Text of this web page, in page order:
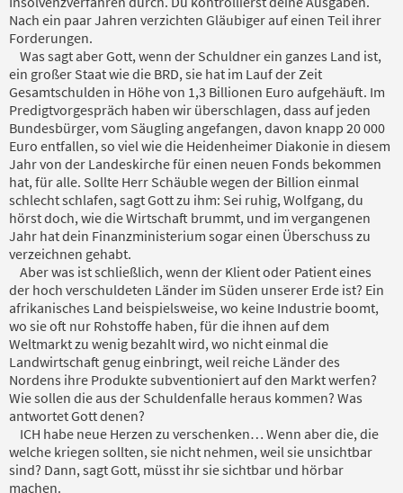
Nach ein paar Jahren verzichten Gläubiger auf einen Teil ihrer
Forderungen.
Was sagt aber Gott, wenn der Schuldner ein ganzes Land ist,
ein großer Staat wie die BRD, sie hat im Lauf der Zeit
Gesamtschulden in Höhe von 1,3 Billionen Euro aufgehäuft. Im
Predigtvorgespräch haben wir überschlagen, dass auf jeden
Bundesbürger, vom Säugling angefangen, davon knapp 20 000
Euro entfallen, so viel wie die Heidenheimer Diakonie in diesem
Jahr von der Landeskirche für einen neuen Fonds bekommen
hat, für alle. Sollte Herr Schäuble wegen der Billion einmal
schlecht schlafen, sagt Gott zu ihm: Sei ruhig, Wolfgang, du
hörst doch, wie die Wirtschaft brummt, und im vergangenen
Jahr hat dein Finanzministerium sogar einen Überschuss zu
verzeichnen gehabt.
Aber was ist schließlich, wenn der Klient oder Patient eines
der hoch verschuldeten Länder im Süden unserer Erde ist? Ein
afrikanisches Land beispielsweise, wo keine Industrie boomt,
wo sie oft nur Rohstoffe haben, für die ihnen auf dem
Weltmarkt zu wenig bezahlt wird, wo nicht einmal die
Landwirtschaft genug einbringt, weil reiche Länder des
Nordens ihre Produkte subventioniert auf den Markt werfen?
Wie sollen die aus der Schuldenfalle heraus kommen? Was
antwortet Gott denen?
ICH habe neue Herzen zu verschenken… Wenn aber die, die
welche kriegen sollten, sie nicht nehmen, weil sie unsichtbar
sind? Dann, sagt Gott, müsst ihr sie sichtbar und hörbar
machen.